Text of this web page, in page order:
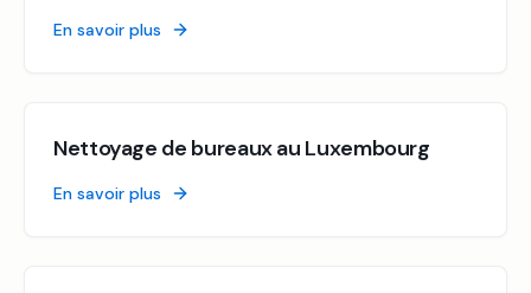
En savoir plus
Nettoyage de bureaux au Luxembourg
En savoir plus